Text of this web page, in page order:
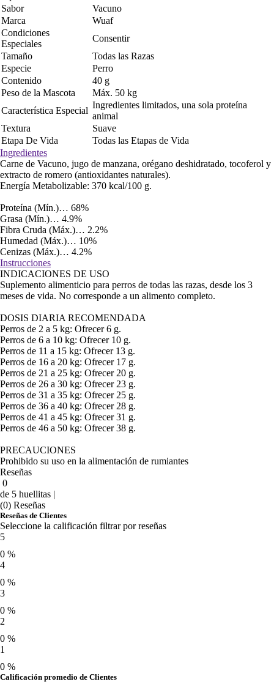
Sabor
Vacuno
Marca
Wuaf
Condiciones
Especiales
Consentir
Tamaño
Todas las Razas
Especie
Perro
Contenido
40 g
Peso de la Mascota
Máx. 50 kg
Característica Especial
Ingredientes limitados, una sola proteína
animal
Textura
Suave
Etapa De Vida
Todas las Etapas de Vida
Ingredientes
Carne de Vacuno, jugo de manzana, orégano deshidratado, tocoferol y
extracto de romero (antioxidantes naturales).
Energía Metabolizable: 370 kcal/100 g.
Proteína (Mín.)… 68%
Grasa (Mín.)… 4.9%
Fibra Cruda (Máx.)… 2.2%
Humedad (Máx.)… 10%
Cenizas (Máx.)… 4.2%
Instrucciones
INDICACIONES DE USO
Suplemento alimenticio para perros de todas las razas, desde los 3
meses de vida. No corresponde a un alimento completo.
DOSIS DIARIA RECOMENDADA
Perros de 2 a 5 kg: Ofrecer 6 g.
Perros de 6 a 10 kg: Ofrecer 10 g.
Perros de 11 a 15 kg: Ofrecer 13 g.
Perros de 16 a 20 kg: Ofrecer 17 g.
Perros de 21 a 25 kg: Ofrecer 20 g.
Perros de 26 a 30 kg: Ofrecer 23 g.
Perros de 31 a 35 kg: Ofrecer 25 g.
Perros de 36 a 40 kg: Ofrecer 28 g.
Perros de 41 a 45 kg: Ofrecer 31 g.
Perros de 46 a 50 kg: Ofrecer 38 g.
PRECAUCIONES
Prohibido su uso en la alimentación de rumiantes
Reseñas
0
de 5 huellitas |
(0) Reseñas
Reseñas de Clientes
Seleccione la calificación filtrar por reseñas
5
0 %
4
0 %
3
0 %
2
0 %
1
0 %
Calificación promedio de Clientes